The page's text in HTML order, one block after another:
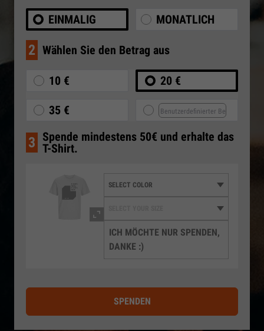
EINMALIG MONATLICH
2 Wählen Sie den Betrag aus
10 € 20 €
35 €
3 Spende mindestens 50€ und erhalte das
T-Shirt.
ICH MÖCHTE NUR SPENDEN,
DANKE :)
SPENDEN